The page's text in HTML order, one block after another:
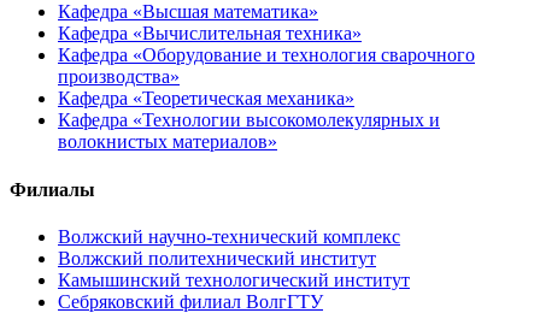
Кафедра «Высшая математика»
Кафедра «Вычислительная техника»
Кафедра «Оборудование и технология сварочного
производства»
Кафедра «Теоретическая механика»
Кафедра «Технологии высокомолекулярных и
волокнистых материалов»
Филиалы
Волжский научно-технический комплекс
Волжский политехнический институт
Камышинский технологический институт
Себряковский филиал ВолгГТУ